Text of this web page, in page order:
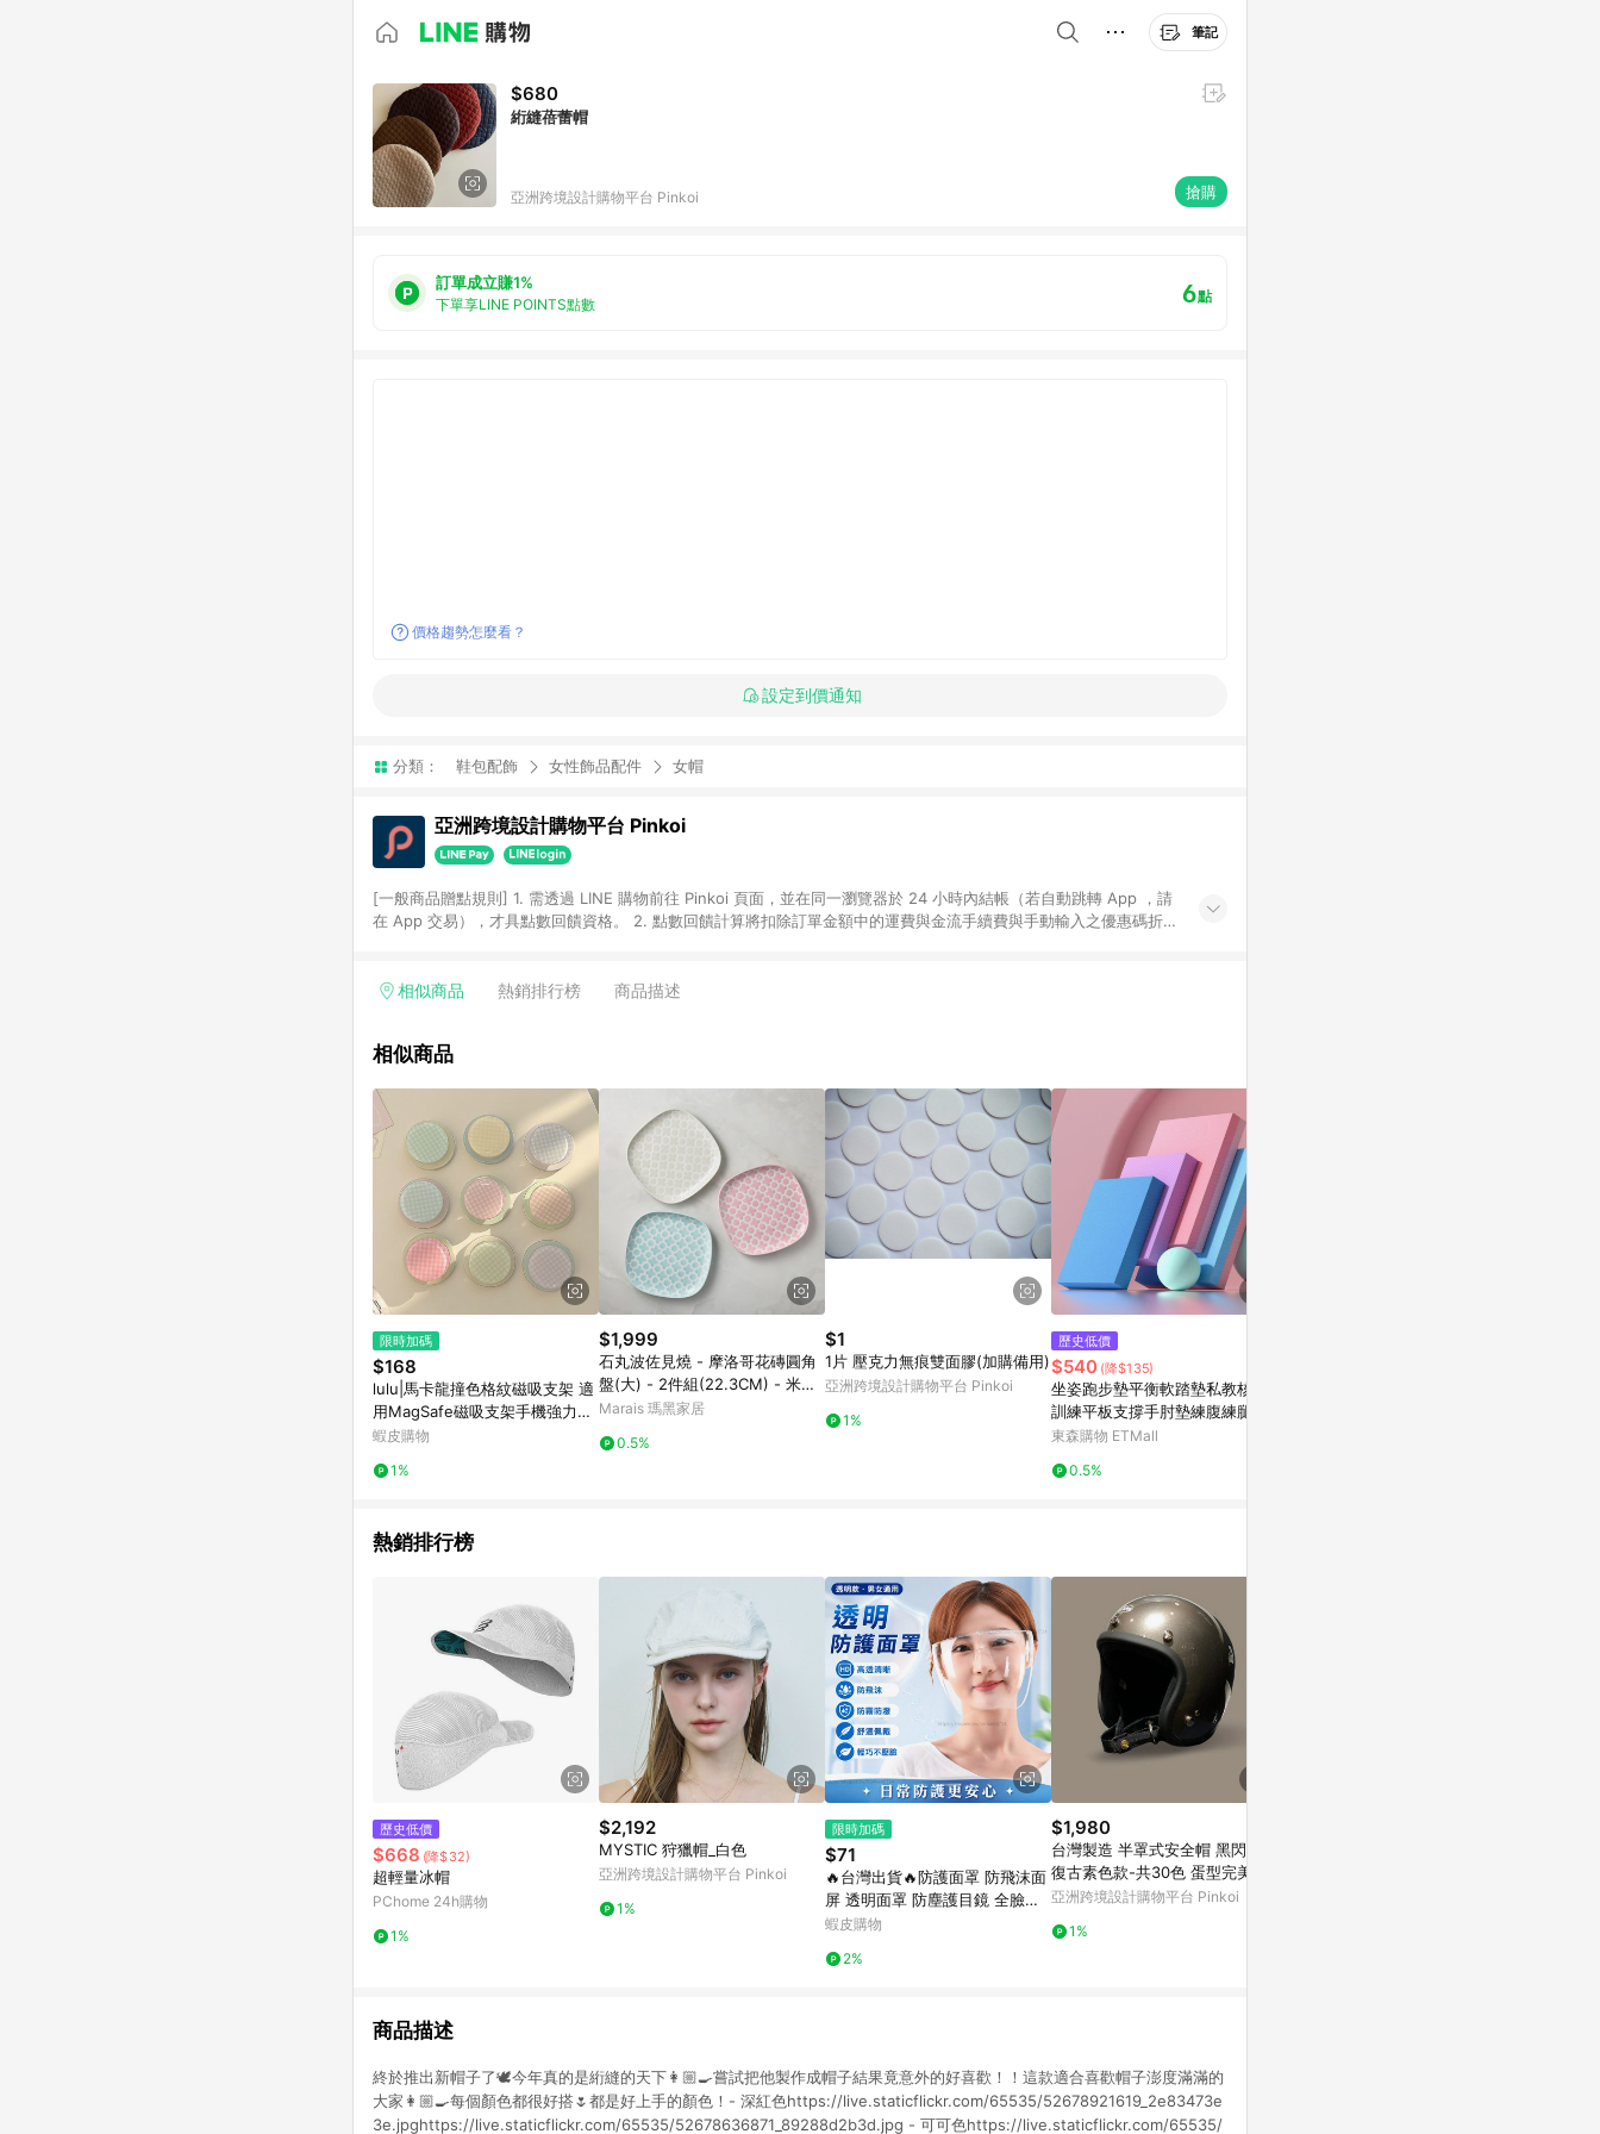
筆記
$680
絎縫蓓蕾帽
亞洲跨境設計購物平台 Pinkoi 搶購
訂單成立賺1%
下單享LINE POINTS點數 6點
價格趨勢怎麼看？
設定到價通知
分類： 鞋包配飾 女性飾品配件 女帽
亞洲跨境設計購物平台 Pinkoi
[一般商品贈點規則] 1. 需透過 LINE 購物前往 Pinkoi 頁面，並在同一瀏覽器於 24 小時內結帳（若自動跳轉 App ，請
在 App 交易），才具點數回饋資格。 2. 點數回饋計算將扣除訂單金額中的運費與金流手續費與手動輸入之優惠碼折
格，部分退款不在此限。 6. APP 請更新至Android v4.6.0 / iOS v4.1.5 以上才具贈點資格。 7. 點數將於出貨後 45 天
使用規則請以點數紅包活動說明為準。 11. 若於 LINE 購物前往 Pinkoi 頁面後才首次下載 Pinkoi APP 並完成訂單，不
相似商品 熱銷排行榜 商品描述
相似商品
限時加碼
$168
lulu|馬卡龍撞色格紋磁吸支架 適
用MagSafe磁吸支架手機強力吸
附
蝦皮購物
1%
$1,999
石丸波佐見燒 - 摩洛哥花磚圓角
盤(大) - 2件組(22.3CM) - 米白
+粉紅
Marais 瑪黑家居
0.5%
$1
1片 壓克力無痕雙面膠(加購備用)
亞洲跨境設計購物平台 Pinkoi
1%
歷史低價
$540 (降$135)
坐姿跑步墊平衡軟踏墊私教核心
訓練平板支撐手肘墊練腹練腿坐
墊
東森購物 ETMall
0.5%
熱銷排行榜
歷史低價
$668 (降$32)
超輕量冰帽
PChome 24h購物
1%
$2,192
MYSTIC 狩獵帽_白色
亞洲跨境設計購物平台 Pinkoi
1%
限時加碼
$71
🔥台灣出貨🔥防護面罩 防飛沫面
屏 透明面罩 防塵護目鏡 全臉防
護罩 防霧面罩 工業防護面罩 防
蝦皮購物
2%
$1,980
台灣製造 半罩式安全帽 黑閃銀
復古素色款-共30色 蛋型完美比
例
亞洲跨境設計購物平台 Pinkoi
1%
商品描述
終於推出新帽子了🕊今年真的是絎縫的天下👩🏼‍🍳嘗試把他製作成帽子結果竟意外的好喜歡！！這款適合喜歡帽子澎度滿滿的
大家👩🏼‍🍳每個顏色都很好搭🌷都是好上手的顏色！- 深紅色https://live.staticflickr.com/65535/52678921619_2e83473e
3e.jpghttps://live.staticflickr.com/65535/52678636871_89288d2b3d.jpg - 可可色https://live.staticflickr.com/65535/